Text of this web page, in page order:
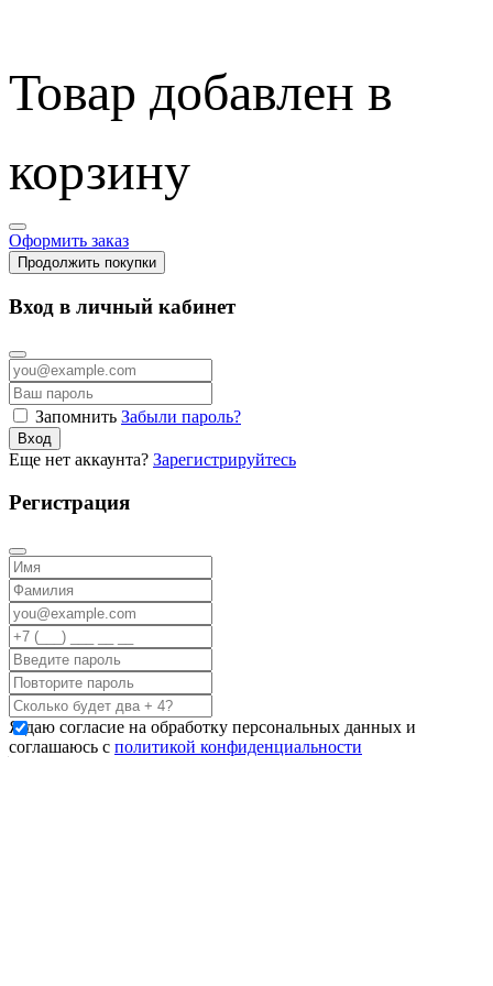
Товар добавлен в
корзину
Оформить заказ
Продолжить покупки
Вход в личный кабинет
Запомнить Забыли пароль?
Вход
Еще нет аккаунта? Зарегистрируйтесь
Регистрация
Я даю согласие на обработку персональных данных и
соглашаюсь с политикой конфиденциальности